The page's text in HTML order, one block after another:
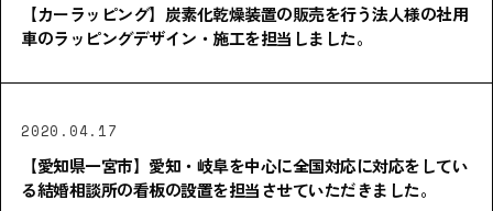
【カーラッピング】炭素化乾燥装置の販売を行う法人様の社用
車のラッピングデザイン・施工を担当しました。
2020.04.17
【愛知県一宮市】愛知・岐阜を中心に全国対応に対応をしてい
る結婚相談所の看板の設置を担当させていただきました。